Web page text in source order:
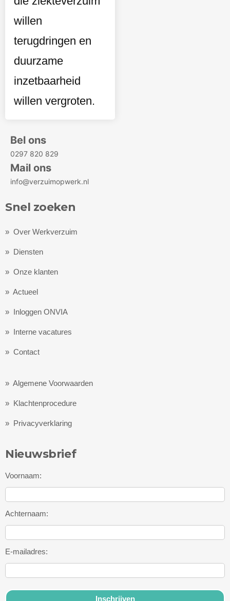
Bel ons
0297 820 829
Mail ons
info@verzuimopwerk.nl
Snel zoeken
» Over Werkverzuim
» Diensten
» Onze klanten
» Actueel
» Inloggen ONVIA
» Interne vacatures
» Contact
» Algemene Voorwaarden
» Klachtenprocedure
» Privacyverklaring
Nieuwsbrief
Voornaam:
Achternaam:
E-mailadres: